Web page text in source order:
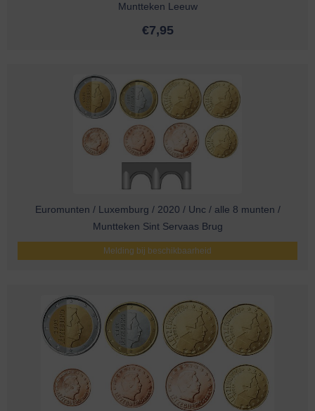
Muntteken Leeuw
€7,95
Euromunten / Luxemburg / 2020 / Unc / alle 8 munten /
Muntteken Sint Servaas Brug
Melding bij beschikbaarheid